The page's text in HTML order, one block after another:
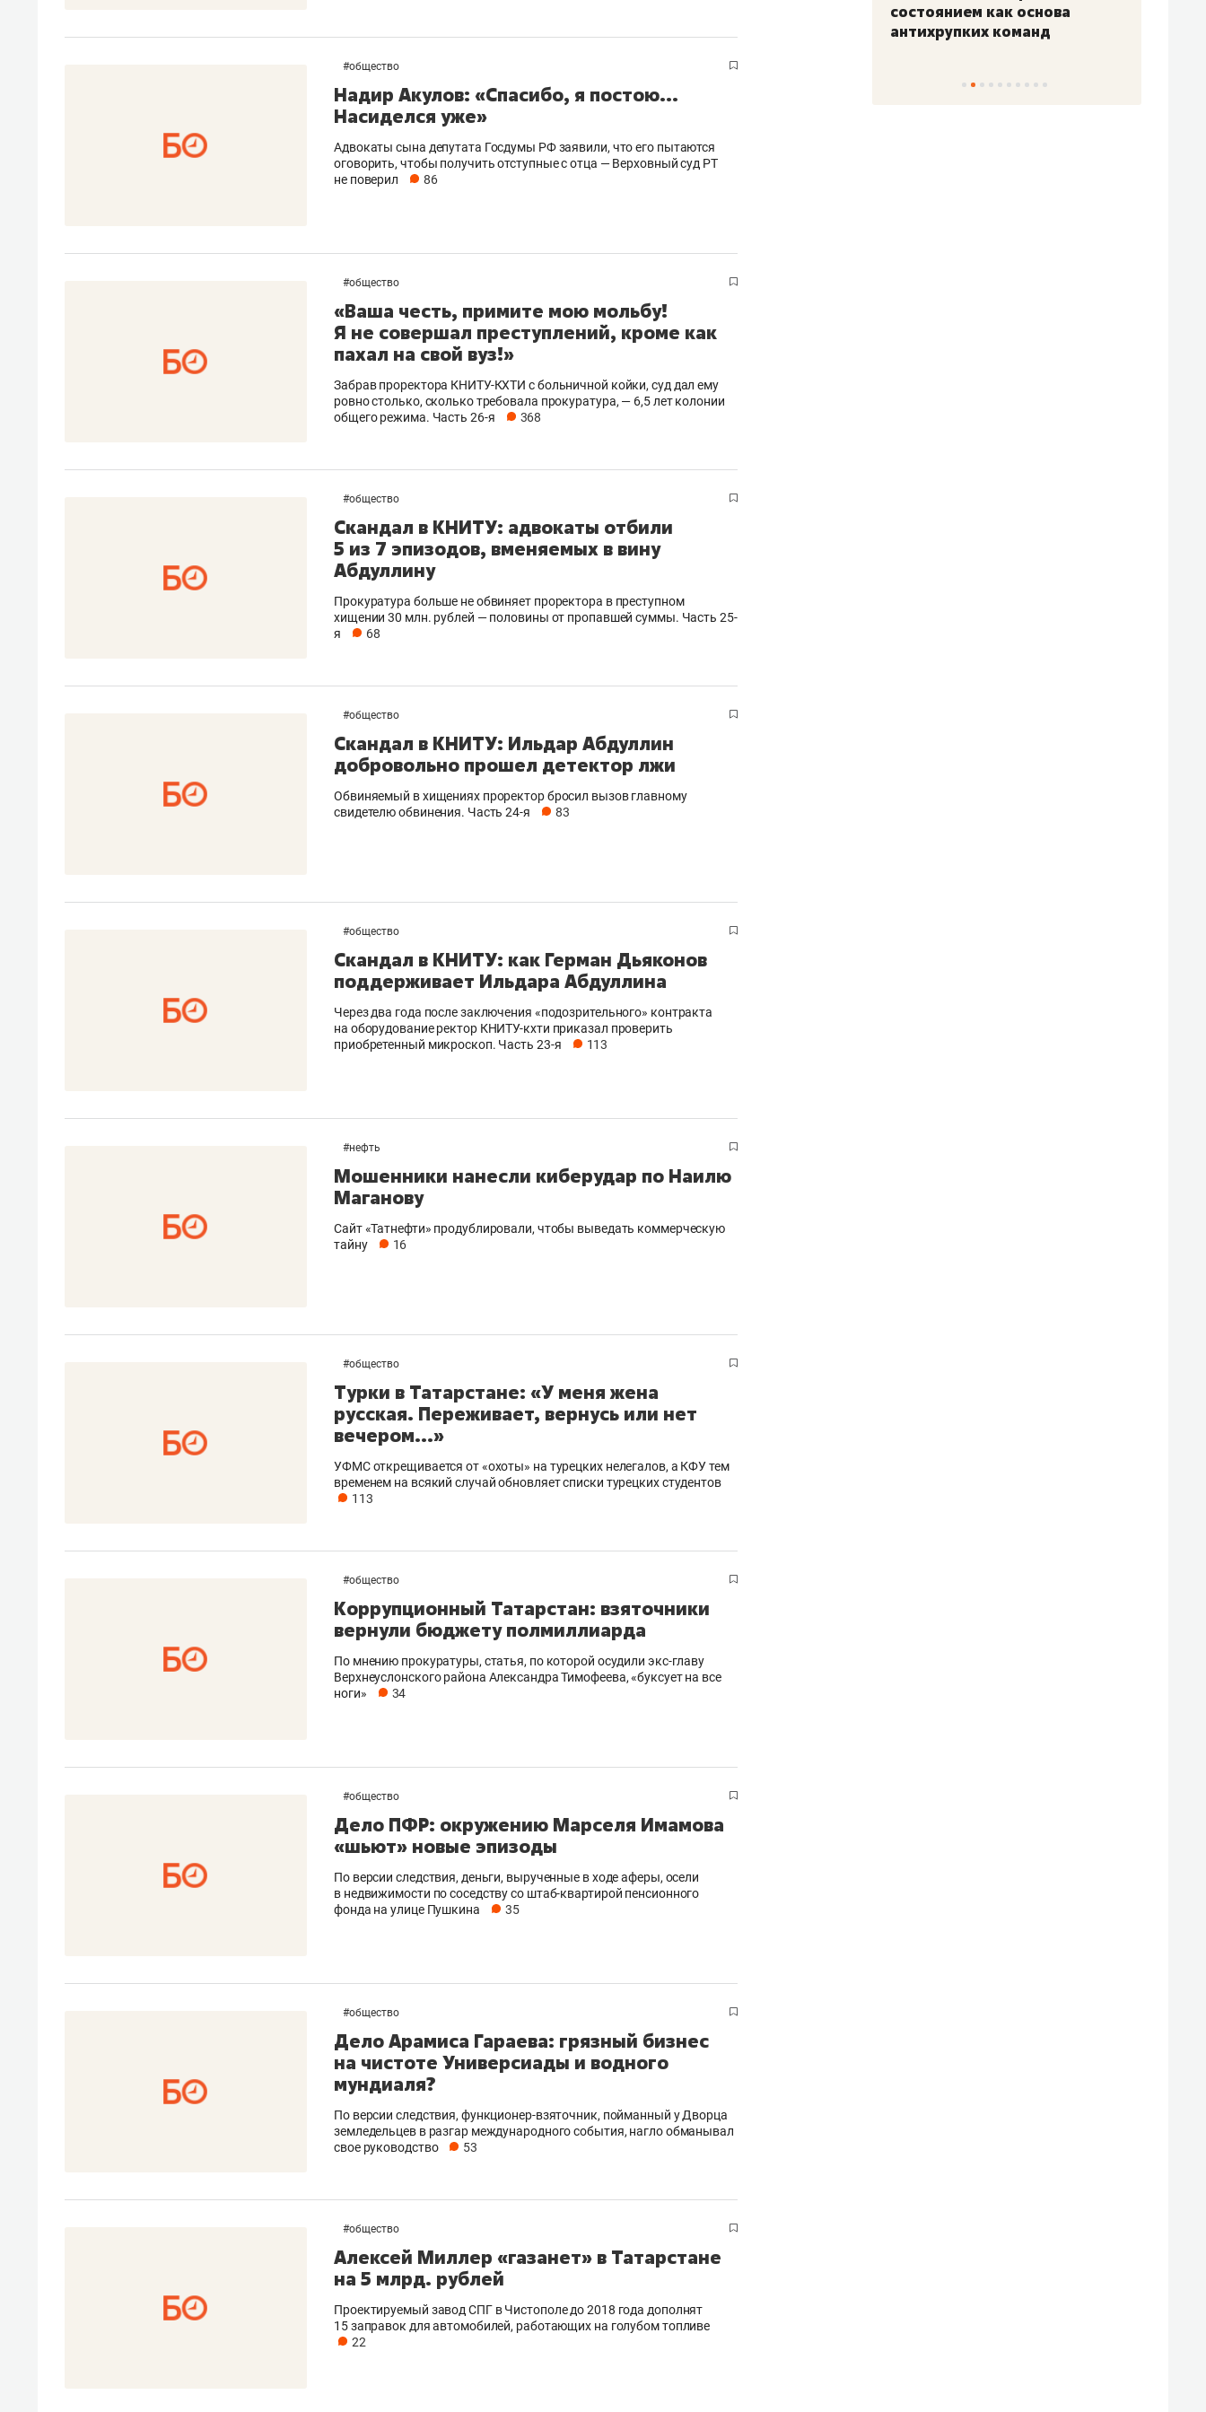
#общество
Надир Акулов: «Спасибо, я постою...
Насиделся уже»
Адвокаты сына депутата Госдумы РФ заявили, что его пытаются
оговорить, чтобы получить отступные с отца — Верховный суд РТ
не поверил
86
#общество
«Ваша честь, примите мою мольбу!
Я не совершал преступлений, кроме как
пахал на свой вуз!»
Забрав проректора КНИТУ-КХТИ с больничной койки, суд дал ему
ровно столько, сколько требовала прокуратура, — 6,5 лет колонии
общего режима. Часть 26-я
368
#общество
Скандал в КНИТУ: адвокаты отбили
5 из 7 эпизодов, вменяемых в вину
Абдуллину
Прокуратура больше не обвиняет проректора в преступном
хищении 30 млн. рублей — половины от пропавшей суммы. Часть 25-
я
68
#общество
Скандал в КНИТУ: Ильдар Абдуллин
добровольно прошел детектор лжи
Обвиняемый в хищениях проректор бросил вызов главному
свидетелю обвинения. Часть 24-я
83
#общество
Скандал в КНИТУ: как Герман Дьяконов
поддерживает Ильдара Абдуллина
Через два года после заключения «подозрительного» контракта
на оборудование ректор КНИТУ-кхти приказал проверить
приобретенный микроскоп. Часть 23-я
113
#нефть
Мошенники нанесли киберудар по Наилю
Маганову
Сайт «Татнефти» продублировали, чтобы выведать коммерческую
тайну
16
#общество
Турки в Татарстане: «У меня жена
русская. Переживает, вернусь или нет
вечером...»
УФМС открещивается от «охоты» на турецких нелегалов, а КФУ тем
временем на всякий случай обновляет списки турецких студентов
113
#общество
Коррупционный Татарстан: взяточники
вернули бюджету полмиллиарда
По мнению прокуратуры, статья, по которой осудили экс-главу
Верхнеуслонского района Александра Тимофеева, «буксует на все
ноги»
34
#общество
Дело ПФР: окружению Марселя Имамова
«шьют» новые эпизоды
По версии следствия, деньги, вырученные в ходе аферы, осели
в недвижимости по соседству со штаб-квартирой пенсионного
фонда на улице Пушкина
35
#общество
Дело Арамиса Гараева: грязный бизнес
на чистоте Универсиады и водного
мундиаля?
По версии следствия, функционер-взяточник, пойманный у Дворца
земледельцев в разгар международного события, нагло обманывал
свое руководство
53
#общество
Алексей Миллер «газанет» в Татарстане
на 5 млрд. рублей
Проектируемый завод СПГ в Чистополе до 2018 года дополнят
15 заправок для автомобилей, работающих на голубом топливе
22
«Гонка Героев»